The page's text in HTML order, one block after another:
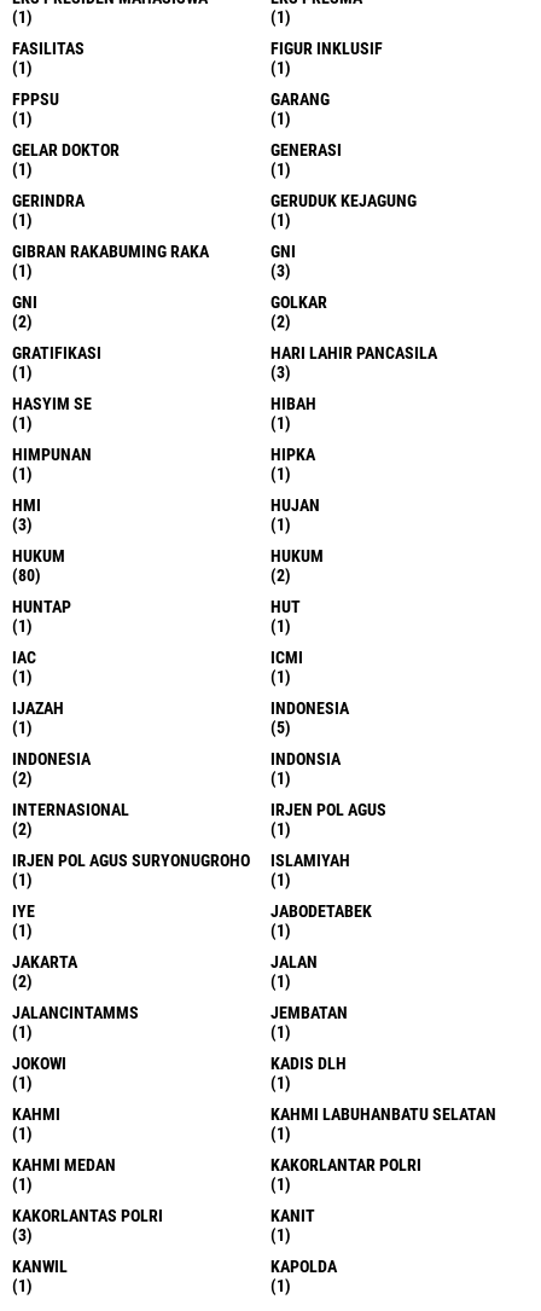
(1)
(1)
FASILITAS
(1)
FIGUR INKLUSIF
(1)
FPPSU
(1)
GARANG
(1)
GELAR DOKTOR
(1)
GENERASI
(1)
GERINDRA
(1)
GERUDUK KEJAGUNG
(1)
GIBRAN RAKABUMING RAKA
(1)
GNI
(3)
GNI
(2)
GOLKAR
(2)
GRATIFIKASI
(1)
HARI LAHIR PANCASILA
(3)
HASYIM SE
(1)
HIBAH
(1)
HIMPUNAN
(1)
HIPKA
(1)
HMI
(3)
HUJAN
(1)
HUKUM
(80)
HUKUM
(2)
HUNTAP
(1)
HUT
(1)
IAC
(1)
ICMI
(1)
IJAZAH
(1)
INDONESIA
(5)
INDONESIA
(2)
INDONSIA
(1)
INTERNASIONAL
(2)
IRJEN POL AGUS
(1)
IRJEN POL AGUS SURYONUGROHO
(1)
ISLAMIYAH
(1)
IYE
(1)
JABODETABEK
(1)
JAKARTA
(2)
JALAN
(1)
JALANCINTAMMS
(1)
JEMBATAN
(1)
JOKOWI
(1)
KADIS DLH
(1)
KAHMI
(1)
KAHMI LABUHANBATU SELATAN
(1)
KAHMI MEDAN
(1)
KAKORLANTAR POLRI
(1)
KAKORLANTAS POLRI
(3)
KANIT
(1)
KANWIL
(1)
KAPOLDA
(1)